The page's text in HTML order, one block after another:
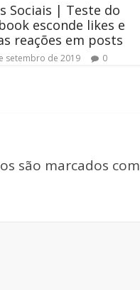
Sociais | Teste do
esconde likes e
reações em posts
setembro de 2019 0
são marcados com